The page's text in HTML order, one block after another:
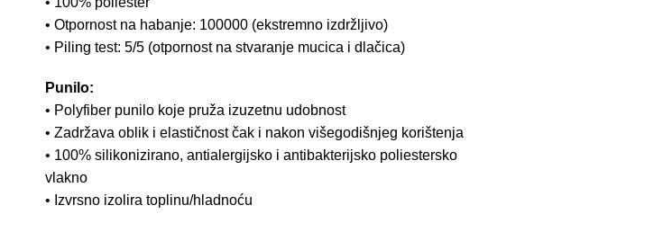
• Otpornost na habanje: 100000 (ekstremno izdržljivo)
• Piling test: 5/5 (otpornost na stvaranje mucica i dlačica)
Punilo:
• Polyfiber punilo koje pruža izuzetnu udobnost
• Zadržava oblik i elastičnost čak i nakon višegodišnjeg korištenja
• 100% silikonizirano, antialergijsko i antibakterijsko poliestersko
vlakno
• Izvrsno izolira toplinu/hladnoću